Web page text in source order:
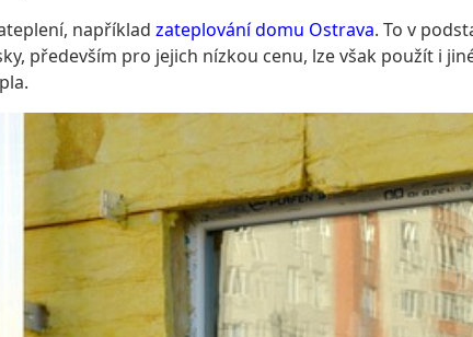
například zateplování domu Ostrava. To v
především pro jejich nízkou cenu, lze však použít i